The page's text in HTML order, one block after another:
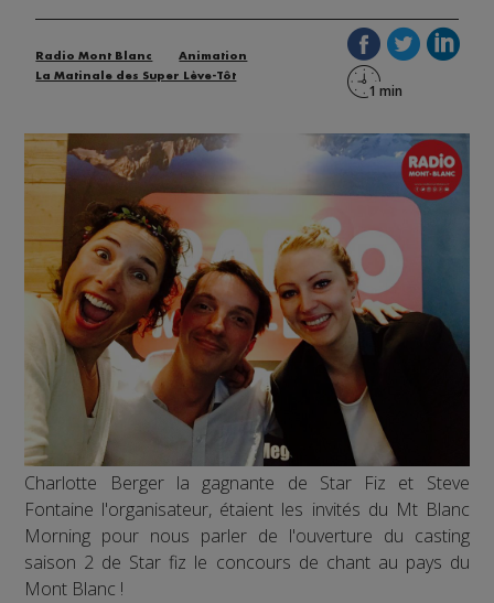
Radio Mont Blanc
Animation
La Matinale des Super Lève-Tôt
Charlotte Berger la gagnante de Star Fiz et Steve
Fontaine l'organisateur, étaient les invités du Mt Blanc
Morning pour nous parler de l'ouverture du casting
saison 2 de Star fiz le concours de chant au pays du
Mont Blanc !